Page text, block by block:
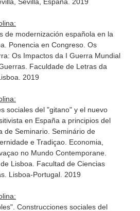
de modernización española en la
Ponencia en Congreso. Os
Os Impactos da I Guerra Mundial
Faculdade de Letras da
2019
sociales del "gitano" y el nuevo
en España a principios del
de Seminario. Seminário de
e Tradiçao. Economia,
no Mundo Contemporane.
Lisboa. Facultad de Ciencias
Lisboa-Portugal. 2019
Construcciones sociales del